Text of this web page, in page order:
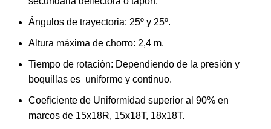
Ángulos de trayectoria: 25º y 25º.
Altura máxima de chorro: 2,4 m.
Tiempo de rotación: Dependiendo de la presión y
boquillas es uniforme y continuo.
Coeficiente de Uniformidad superior al 90% en
marcos de 15x18R, 15x18T, 18x18T.